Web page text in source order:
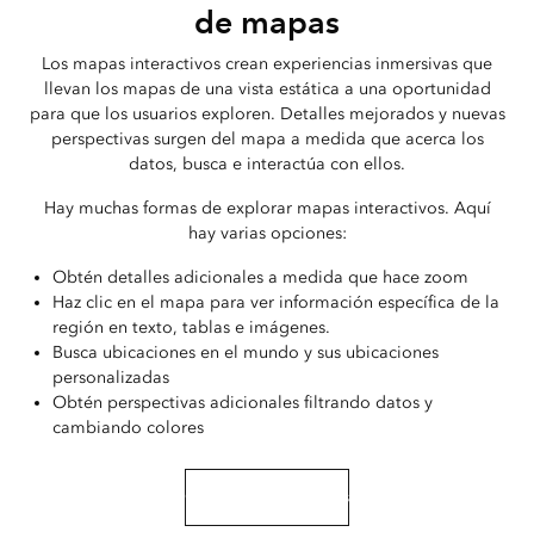
de mapas
Los mapas interactivos crean experiencias inmersivas que
llevan los mapas de una vista estática a una oportunidad
para que los usuarios exploren. Detalles mejorados y nuevas
perspectivas surgen del mapa a medida que acerca los
datos, busca e interactúa con ellos.
Hay muchas formas de explorar mapas interactivos. Aquí
hay varias opciones:
Obtén detalles adicionales a medida que hace zoom
Haz clic en el mapa para ver información específica de la
región en texto, tablas e imágenes.
Busca ubicaciones en el mundo y sus ubicaciones
personalizadas
Obtén perspectivas adicionales filtrando datos y
cambiando colores
Comparte tus mapas